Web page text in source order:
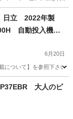
品 日立 2022年製
自動投入機能
6月20日
について】を参照下さ
P37EBR 大人のピ